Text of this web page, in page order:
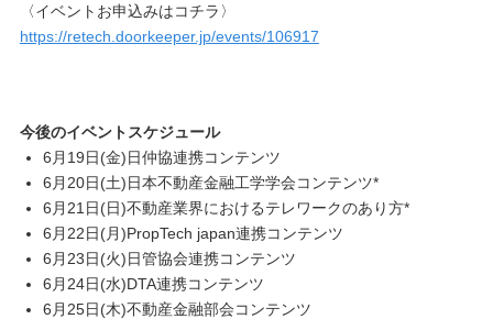
〈イベントお申込みはコチラ〉
https://retech.doorkeeper.jp/events/106917
今後のイベントスケジュール
6月19日(金)日仲協連携コンテンツ
6月20日(土)日本不動産金融工学学会コンテンツ*
6月21日(日)不動産業界におけるテレワークのあり方*
6月22日(月)PropTech japan連携コンテンツ
6月23日(火)日管協会連携コンテンツ
6月24日(水)DTA連携コンテンツ
6月25日(木)不動産金融部会コンテンツ